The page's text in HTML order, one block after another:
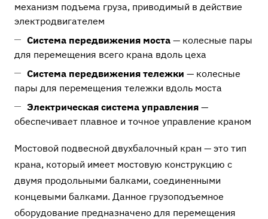
механизм подъема груза, приводимый в действие
электродвигателем
Система передвижения моста — колесные пары
для перемещения всего крана вдоль цеха
Система передвижения тележки — колесные
пары для перемещения тележки вдоль моста
Электрическая система управления —
обеспечивает плавное и точное управление краном
Мостовой подвесной двухбалочный кран — это тип
крана, который имеет мостовую конструкцию с
двумя продольными балками, соединенными
концевыми балками. Данное грузоподъемное
оборудование предназначено для перемещения